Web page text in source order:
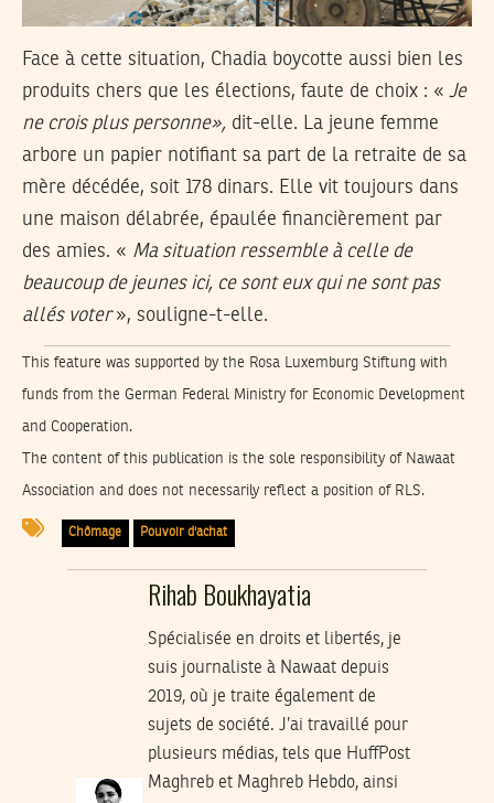
Face à cette situation, Chadia boycotte aussi bien les
produits chers que les élections, faute de choix : « Je
ne crois plus personne», dit-elle. La jeune femme
arbore un papier notifiant sa part de la retraite de sa
mère décédée, soit 178 dinars. Elle vit toujours dans
une maison délabrée, épaulée financièrement par
des amies. « Ma situation ressemble à celle de
beaucoup de jeunes ici, ce sont eux qui ne sont pas
allés voter», souligne-t-elle.
This feature was supported by the Rosa Luxemburg Stiftung with
funds from the German Federal Ministry for Economic Development
and Cooperation.
The content of this publication is the sole responsibility of Nawaat
Association and does not necessarily reflect a position of RLS.
Chômage Pouvoir d'achat
Rihab Boukhayatia
Spécialisée en droits et libertés, je
suis journaliste à Nawaat depuis
2019, où je traite également de
sujets de société. J’ai travaillé pour
plusieurs médias, tels que HuffPost
Maghreb et Maghreb Hebdo, ainsi